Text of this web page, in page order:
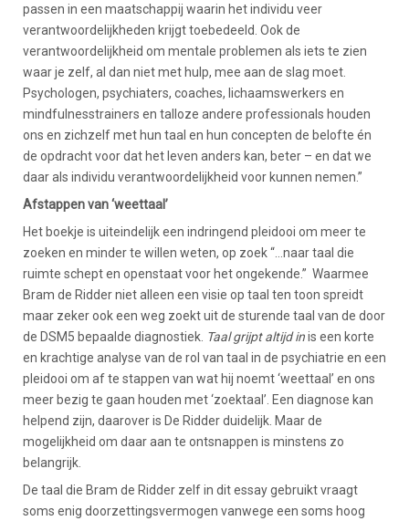
passen in een maatschappij waarin het individu veer
verantwoordelijkheden krijgt toebedeeld. Ook de
verantwoordelijkheid om mentale problemen als iets te zien
waar je zelf, al dan niet met hulp, mee aan de slag moet.
Psychologen, psychiaters, coaches, lichaamswerkers en
mindfulnesstrainers en talloze andere professionals houden
ons en zichzelf met hun taal en hun concepten de belofte én
de opdracht voor dat het leven anders kan, beter – en dat we
daar als individu verantwoordelijkheid voor kunnen nemen.”
Afstappen van ‘weettaal’
Het boekje is uiteindelijk een indringend pleidooi om meer te
zoeken en minder te willen weten, op zoek “…naar taal die
ruimte schept en openstaat voor het ongekende.” Waarmee
Bram de Ridder niet alleen een visie op taal ten toon spreidt
maar zeker ook een weg zoekt uit de sturende taal van de door
de DSM5 bepaalde diagnostiek. Taal grijpt altijd inis een korte
en krachtige analyse van de rol van taal in de psychiatrie en een
pleidooi om af te stappen van wat hij noemt ‘weettaal’ en ons
meer bezig te gaan houden met ‘zoektaal’. Een diagnose kan
helpend zijn, daarover is De Ridder duidelijk. Maar de
mogelijkheid om daar aan te ontsnappen is minstens zo
belangrijk.
De taal die Bram de Ridder zelf in dit essay gebruikt vraagt
soms enig doorzettingsvermogen vanwege een soms hoog